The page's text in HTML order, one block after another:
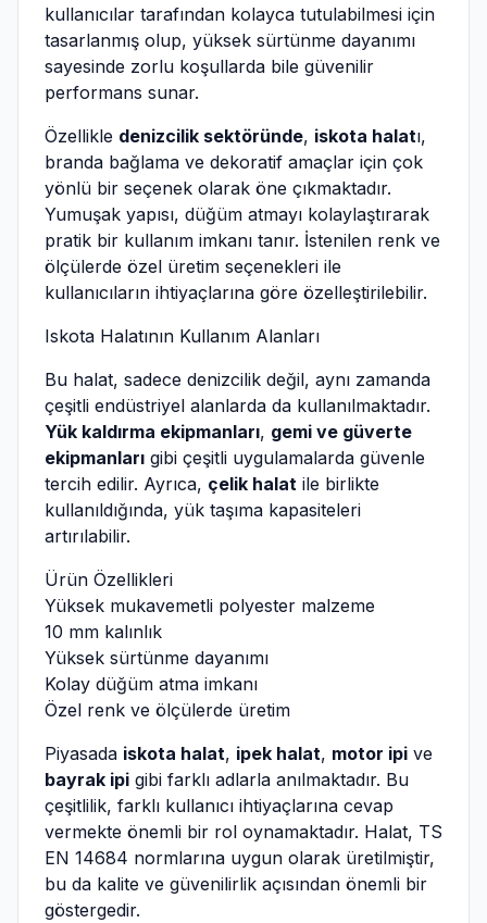
kullanıcılar tarafından kolayca tutulabilmesi için
tasarlanmış olup, yüksek sürtünme dayanımı
sayesinde zorlu koşullarda bile güvenilir
performans sunar.
Özellikle denizcilik sektöründe, iskota halatı,
branda bağlama ve dekoratif amaçlar için çok
yönlü bir seçenek olarak öne çıkmaktadır.
Yumuşak yapısı, düğüm atmayı kolaylaştırarak
pratik bir kullanım imkanı tanır. İstenilen renk ve
ölçülerde özel üretim seçenekleri ile
kullanıcıların ihtiyaçlarına göre özelleştirilebilir.
Iskota Halatının Kullanım Alanları
Bu halat, sadece denizcilik değil, aynı zamanda
çeşitli endüstriyel alanlarda da kullanılmaktadır.
Yük kaldırma ekipmanları, gemi ve güverte
ekipmanları gibi çeşitli uygulamalarda güvenle
tercih edilir. Ayrıca, çelik halat ile birlikte
kullanıldığında, yük taşıma kapasiteleri
artırılabilir.
Ürün Özellikleri
Yüksek mukavemetli polyester malzeme
10 mm kalınlık
Yüksek sürtünme dayanımı
Kolay düğüm atma imkanı
Özel renk ve ölçülerde üretim
Piyasada iskota halat, ipek halat, motor ipi ve
bayrak ipi gibi farklı adlarla anılmaktadır. Bu
çeşitlilik, farklı kullanıcı ihtiyaçlarına cevap
vermekte önemli bir rol oynamaktadır. Halat, TS
EN 14684 normlarına uygun olarak üretilmiştir,
bu da kalite ve güvenilirlik açısından önemli bir
göstergedir.